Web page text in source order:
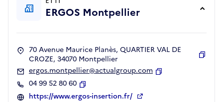
ERGOS Montpellier
70 Avenue Maurice Planès, QUARTIER VAL DE
CROZE, 34070 Montpellier
ergos.montpellier@actualgroup.com
04 99 52 80 60
Copier
https://www.ergos-insertion.fr/